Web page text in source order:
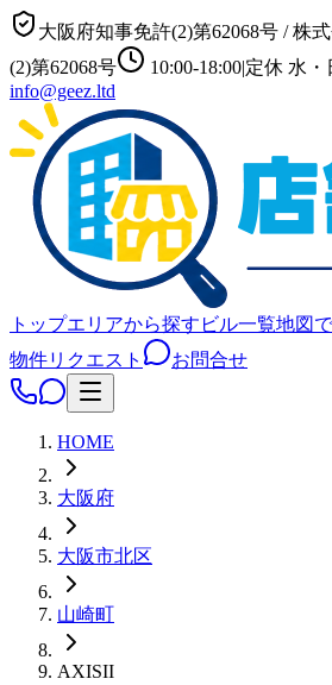
大阪府知事免許(2)第62068号 /株
(2)第62068号
10:00-18:00|定休 水・
info@geez.ltd
トップエリアから探す ビル一覧地図
物件リクエスト
お問合せ
HOME
大阪府
大阪市北区
山崎町
AXISII